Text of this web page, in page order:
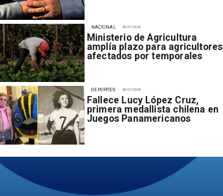
28/07/2026
Ministerio de Agricultura
amplía plazo para agricultores
afectados por temporales
NACIONAL
28/07/2026
Fallece Lucy López Cruz,
primera medallista chilena en
Juegos Panamericanos
DEPORTES